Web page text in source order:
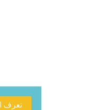
تعرف